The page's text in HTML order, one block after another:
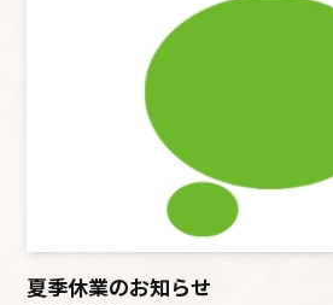
夏季休業のお知らせ